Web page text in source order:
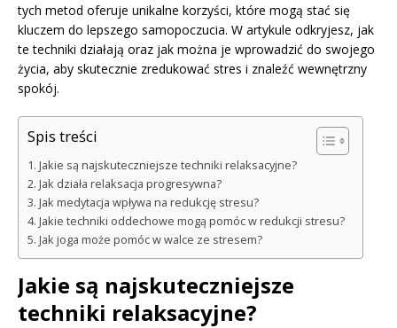
tych metod oferuje unikalne korzyści, które mogą stać się
kluczem do lepszego samopoczucia. W artykule odkryjesz, jak
te techniki działają oraz jak można je wprowadzić do swojego
życia, aby skutecznie zredukować stres i znaleźć wewnętrzny
spokój.
Spis treści
Jakie są najskuteczniejsze techniki relaksacyjne?
Jak działa relaksacja progresywna?
Jak medytacja wpływa na redukcję stresu?
Jakie techniki oddechowe mogą pomóc w redukcji stresu?
Jak joga może pomóc w walce ze stresem?
Jakie są najskuteczniejsze
techniki relaksacyjne?